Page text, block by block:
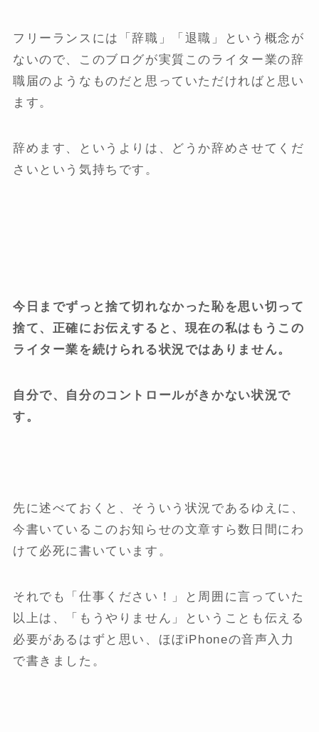
フリーランスには「辞職」「退職」という概念が
ないので、このブログが実質このライター業の辞
職届のようなものだと思っていただければと思い
ます。
辞めます、というよりは、どうか辞めさせてくだ
さいという気持ちです。
今日までずっと捨て切れなかった恥を思い切って
捨て、正確にお伝えすると、現在の私はもうこの
ライター業を続けられる状況ではありません。
自分で、自分のコントロールがきかない状況で
す。
先に述べておくと、そういう状況であるゆえに、
今書いているこのお知らせの文章すら数日間にわ
けて必死に書いています。
それでも「仕事ください！」と周囲に言っていた
以上は、「もうやりません」ということも伝える
必要があるはずと思い、ほぼiPhoneの音声入力
で書きました。